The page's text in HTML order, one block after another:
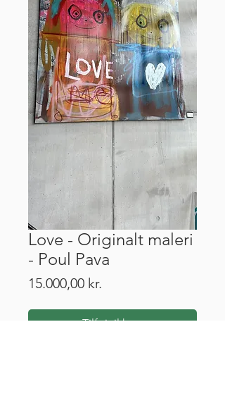
Love - Originalt maleri
- Poul Pava
15.000,00 kr.
Tilføj til kurv